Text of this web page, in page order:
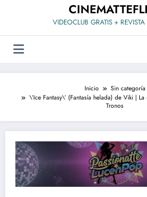
VIDEOCLUB GRATIS +
Inicio
Sin categoría
\’Ice Fantasy\’ (Fantasía helada) de Viki |
Tronos